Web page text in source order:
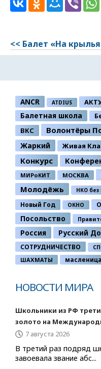
<< Балет «На
ANCR ATDIUS
Балетная школа
ВКС Волонтёры
Жаркий Живая
Конкурс
МИРоКИТ МОСКВА
Молодёжь НКО без
Новый Год ОКНО
Посольство
Россия Русский
СОТРУДНИЧЕСТВО
ШАХМАТЫ масленица
НОВОСТИ МИРА
Школьники из РФ
золото на
7 августа 2026
В третий раз подряд
завоевала звание абс...